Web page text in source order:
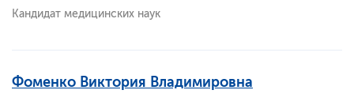
Кандидат медицинских наук
Фоменко Виктория Владимировна